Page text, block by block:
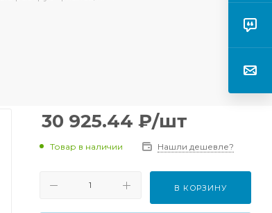
30 925.44 ₽/шт
Товар в наличии Нашли дешевле?
В КОРЗИНУ